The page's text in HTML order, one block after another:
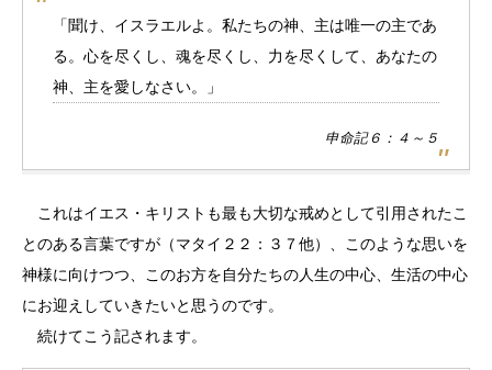
「聞け、イスラエルよ。私たちの神、主は唯一の主であ
る。心を尽くし、魂を尽くし、力を尽くして、あなたの
神、主を愛しなさい。」
申命記６：４～５
これはイエス・キリストも最も大切な戒めとして引用されたこ
とのある言葉ですが（マタイ２２：３７他）、このような思いを
神様に向けつつ、このお方を自分たちの人生の中心、生活の中心
にお迎えしていきたいと思うのです。
続けてこう記されます。